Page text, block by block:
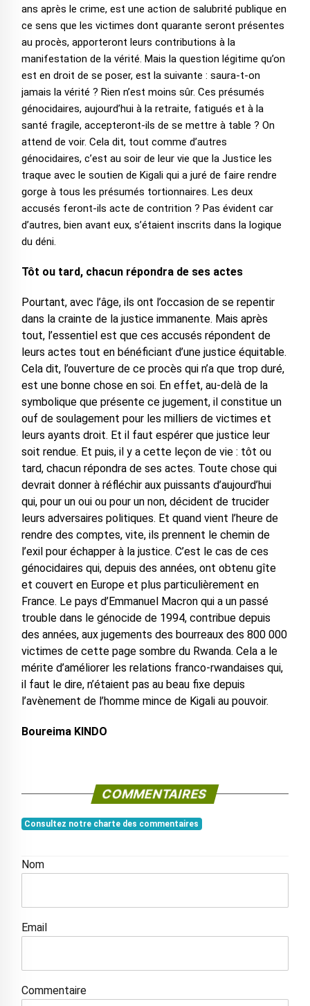
ans après le crime, est une action de salubrité publique en
ce sens que les victimes dont quarante seront présentes
au procès, apporteront leurs contributions à la
manifestation de la vérité. Mais la question légitime qu’on
est en droit de se poser, est la suivante : saura-t-on
jamais la vérité ? Rien n’est moins sûr. Ces présumés
génocidaires, aujourd’hui à la retraite, fatigués et à la
santé fragile, accepteront-ils de se mettre à table ? On
attend de voir. Cela dit, tout comme d’autres
génocidaires, c’est au soir de leur vie que la Justice les
traque avec le soutien de Kigali qui a juré de faire rendre
gorge à tous les présumés tortionnaires. Les deux
accusés feront-ils acte de contrition ? Pas évident car
d’autres, bien avant eux, s’étaient inscrits dans la logique
du déni.
Tôt ou tard, chacun répondra de ses actes
Pourtant, avec l’âge, ils ont l’occasion de se repentir
dans la crainte de la justice immanente. Mais après
tout, l’essentiel est que ces accusés répondent de
leurs actes tout en bénéficiant d’une justice équitable.
Cela dit, l’ouverture de ce procès qui n’a que trop duré,
est une bonne chose en soi. En effet, au-delà de la
symbolique que présente ce jugement, il constitue un
ouf de soulagement pour les milliers de victimes et
leurs ayants droit. Et il faut espérer que justice leur
soit rendue. Et puis, il y a cette leçon de vie : tôt ou
tard, chacun répondra de ses actes. Toute chose qui
devrait donner à réfléchir aux puissants d’aujourd’hui
qui, pour un oui ou pour un non, décident de trucider
leurs adversaires politiques. Et quand vient l’heure de
rendre des comptes, vite, ils prennent le chemin de
l’exil pour échapper à la justice. C’est le cas de ces
génocidaires qui, depuis des années, ont obtenu gîte
et couvert en Europe et plus particulièrement en
France. Le pays d’Emmanuel Macron qui a un passé
trouble dans le génocide de 1994, contribue depuis
des années, aux jugements des bourreaux des 800 000
victimes de cette page sombre du Rwanda. Cela a le
mérite d’améliorer les relations franco-rwandaises qui,
il faut le dire, n’étaient pas au beau fixe depuis
l’avènement de l’homme mince de Kigali au pouvoir.
Boureima KINDO
COMMENTAIRES
Consultez notre charte des commentaires
Nom
Email
Commentaire